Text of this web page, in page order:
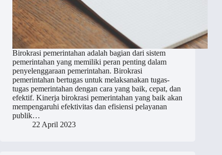
Birokrasi pemerintahan adalah bagian dari sistem
pemerintahan yang memiliki peran penting dalam
penyelenggaraan pemerintahan. Birokrasi
pemerintahan bertugas untuk melaksanakan tugas-
tugas pemerintahan dengan cara yang baik, cepat, dan
efektif. Kinerja birokrasi pemerintahan yang baik akan
mempengaruhi efektivitas dan efisiensi pelayanan
publik…
22 April 2023